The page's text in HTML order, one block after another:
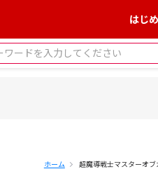
はじ
ホーム 超魔導戦士マスターオブ